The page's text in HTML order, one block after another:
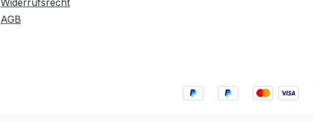
Widerrufsrecht
AGB